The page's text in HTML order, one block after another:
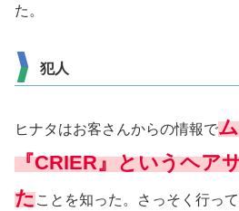
た。
犯人
ヒナタはお客さんからの情報で
『CRIER』というヘア
たことを知った。さっそく行って